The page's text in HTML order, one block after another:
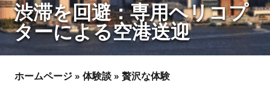
渋滞を回避：専用ヘリコプ
ターによる空港送迎
ホームページ » 体験談 » 贅沢な体験